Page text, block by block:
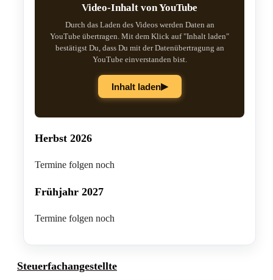
Video-Inhalt von YouTube
Durch das Laden des Videos werden Daten an
YouTube übertragen. Mit dem Klick auf "Inhalt laden"
bestätigst Du, dass Du mit der Datenübertragung an
YouTube einverstanden bist.
Inhalt laden▶
Herbst 2026
Termine folgen noch
Frühjahr 2027
Termine folgen noch
Steuerfachangestellte